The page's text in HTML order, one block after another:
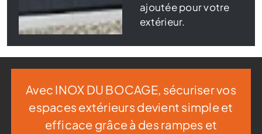
ajoutée pour votre
extérieur.
Avec INOX DU BOCAGE, sécuriser vos
espaces extérieurs devient simple et
efficace grâce à des rampes et